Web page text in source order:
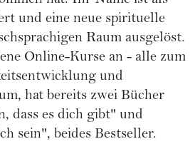
und eine neue spirituelle
Raum ausgelöst.
Online-Kurse an - alle zum
und
hat bereits zwei Bücher
dass es dich gibt" und
sein", beides Bestseller.